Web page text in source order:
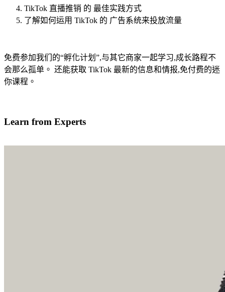
TikTok 直播推销 的 最佳实践方式
了解如何运用 TikTok 的 广告系统来投放流量
免费参加我们的“孵化计划”,与其它商家一起学习,成长路程不
会那么孤单。 还能获取 TikTok 最新的信息和情报,免付费的迷
你课程。
Learn from Experts